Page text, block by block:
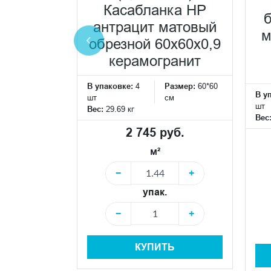
Касабланка HP
антрацит матовый
обрезной 60x60x0,9
керамогранит
В упаковке: 4
шт
Размер: 60*60
см
Вес: 29.69 кг
2 745 руб.
м²
−
+
упак.
−
+
КУПИТЬ
В
шт
Вес: